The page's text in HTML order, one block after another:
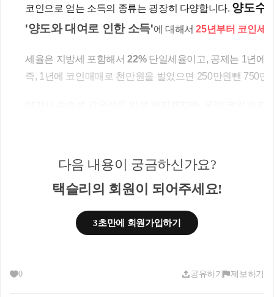
코인으로 얻는 소득의 종류는 굉장히 다양합니다. 양도수
'양도와 대여로 인한 소득'에 대해서 25년부터 코인세
세율은 지방세 포함해서 22% 단일세율이고, 공제는 1년에
즉, 1년에 코인매매로 천만원을 벌었으면 250만원뺀 750만
<2> 과세 유예 이유
다음 내용이 궁금하신가요?
택슬리의 회원이 되어주세요!
3초만에 회원가입하기
0 공유하기 제보하기